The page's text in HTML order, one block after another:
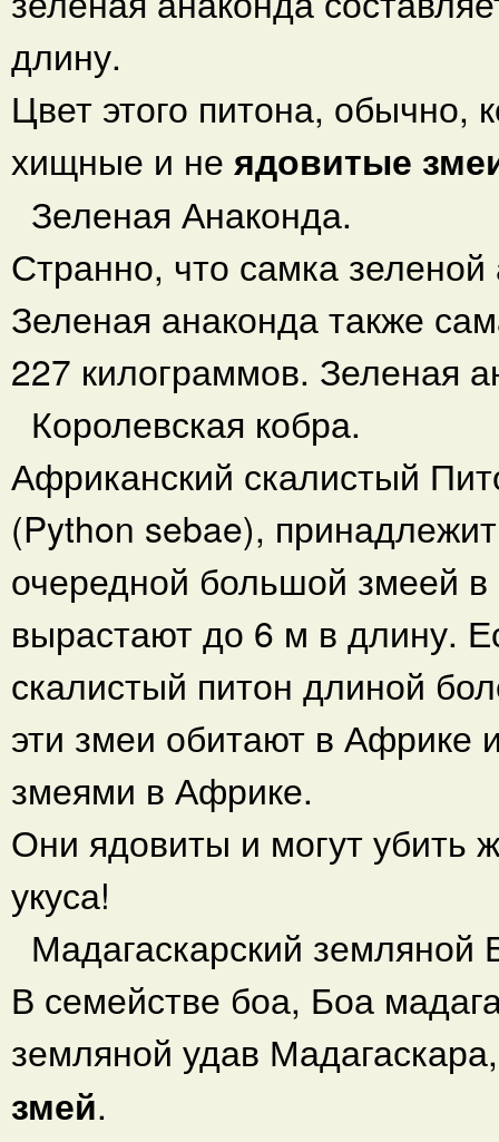
длину.
Цвет этого питона, обычно,
хищные и не ядовитые
Зеленая Анаконда.
Странно, что самка
Зеленая анаконда также
227 килограммов. Зеленая
Королевская кобра.
Африканский скалистый
(Python sebae),
очередной большой змеей
вырастают до 6 м в длину.
скалистый питон длиной
эти змеи обитают в Африке
змеями в Африке.
Они ядовиты и могут убить
укуса!
Мадагаскарский земляной
В семействе боа, Боа
земляной удав
змей.